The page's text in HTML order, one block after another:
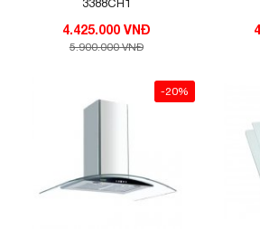
3388CH1
4.425.000 VNĐ
5.900.000 VNĐ
-20%